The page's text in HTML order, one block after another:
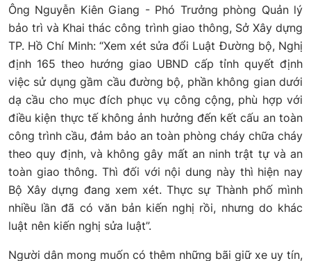
Ông Nguyễn Kiên Giang - Phó Trưởng phòng Quản lý
bảo trì và Khai thác công trình giao thông, Sở Xây dựng
TP. Hồ Chí Minh: “Xem xét sửa đổi Luật Đường bộ, Nghị
định 165 theo hướng giao UBND cấp tỉnh quyết định
việc sử dụng gầm cầu đường bộ, phần không gian dưới
dạ cầu cho mục đích phục vụ công cộng, phù hợp với
điều kiện thực tế không ảnh hưởng đến kết cấu an toàn
công trình cầu, đảm bảo an toàn phòng cháy chữa cháy
theo quy định, và không gây mất an ninh trật tự và an
toàn giao thông. Thì đối với nội dung này thì hiện nay
Bộ Xây dựng đang xem xét. Thực sự Thành phố mình
nhiều lần đã có văn bản kiến nghị rồi, nhưng do khác
luật nên kiến nghị sửa luật”.
Người dân mong muốn có thêm những bãi giữ xe uy tín,